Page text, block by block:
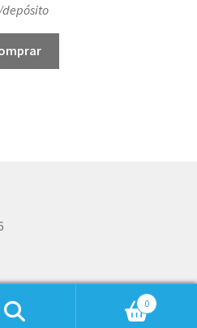
depósito
0